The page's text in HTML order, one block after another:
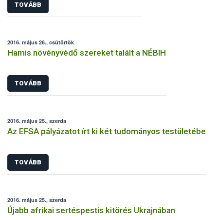
TOVÁBB
2016. május 26., csütörtök
Hamis növényvédő szereket talált a NÉBIH
TOVÁBB
2016. május 25., szerda
Az EFSA pályázatot írt ki két tudományos testületébe
TOVÁBB
2016. május 25., szerda
Újabb afrikai sertéspestis kitörés Ukrajnában